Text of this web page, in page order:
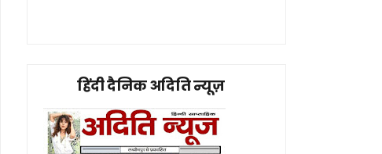
हिंदी दैनिक अदिति न्यूज़